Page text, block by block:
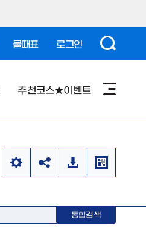
물때표 로그인
추천코스★이벤트
통합검색